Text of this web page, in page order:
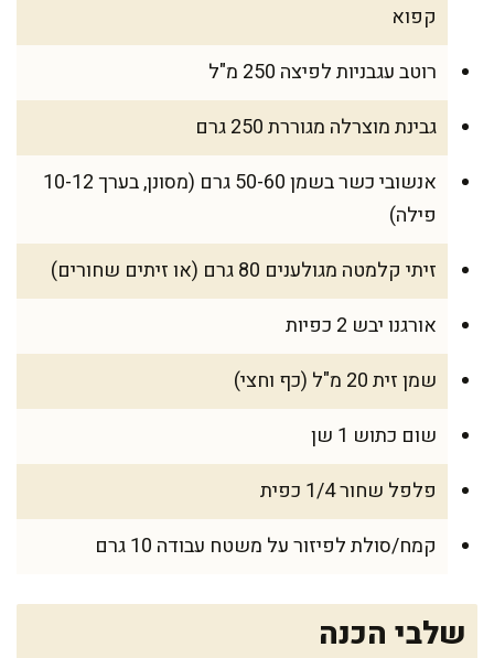
קפוא
רוטב עגבניות לפיצה 250 מ"ל
גבינת מוצרלה מגוררת 250 גרם
אנשובי כשר בשמן 50-60 גרם (מסונן, בערך 10-12
פילה)
זיתי קלמטה מגולענים 80 גרם (או זיתים שחורים)
אורגנו יבש 2 כפיות
שמן זית 20 מ"ל (כף וחצי)
שום כתוש 1 שן
פלפל שחור 1/4 כפית
קמח/סולת לפיזור על משטח עבודה 10 גרם
שלבי הכנה